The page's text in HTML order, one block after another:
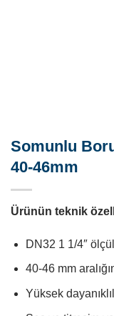
Somunlu
40-46mm
Ürünün teknik
DN32 1 1/4″
40-46 mm
Yüksek